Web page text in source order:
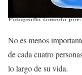
No es menos
de cada cuatro
lo largo de su vida.